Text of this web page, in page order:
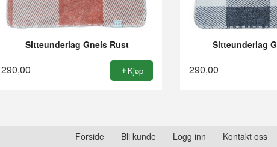
Sitteunderlag Gneis Rust
290,00 Kjøp
Sitteunderlag
290,00
Forside Bli kunde Logg inn Kontakt oss